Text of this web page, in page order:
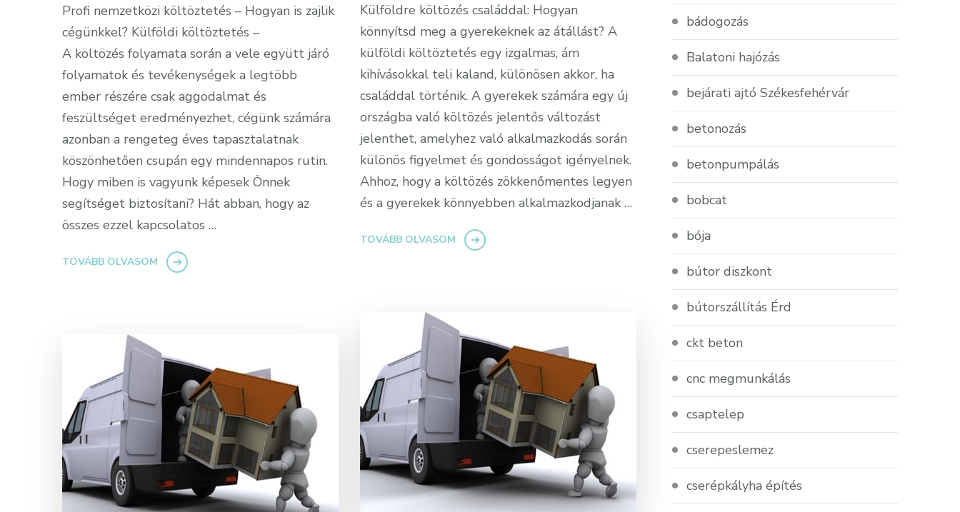
Külföldre költözés családdal: Hogyan
könnyítsd meg a gyerekeknek az átállást? A
külföldi költöztetés egy izgalmas, ám
kihívásokkal teli kaland, különösen akkor, ha
családdal történik. A gyerekek számára egy új
országba való költözés jelentős változást
jelenthet, amelyhez való alkalmazkodás során
különös figyelmet és gondosságot igényelnek.
Ahhoz, hogy a költözés zökkenőmentes legyen
és a gyerekek könnyebben alkalmazkodjanak …
TOVÁBB OLVASOM
Profi nemzetközi költöztetés – Hogyan is zajlik
cégünkkel? Külföldi költöztetés –
A költözés folyamata során a vele együtt járó
folyamatok és tevékenységek a legtöbb
ember részére csak aggodalmat és
feszültséget eredményezhet, cégünk számára
azonban a rengeteg éves tapasztalatnak
köszönhetően csupán egy mindennapos rutin.
Hogy miben is vagyunk képesek Önnek
segítséget biztosítani? Hát abban, hogy az
összes ezzel kapcsolatos …
TOVÁBB OLVASOM
bádogozás
Balatoni hajózás
bejárati ajtó Székesfehérvár
betonozás
betonpumpálás
bobcat
bója
bútor diszkont
bútorszállítás Érd
ckt beton
cnc megmunkálás
csaptelep
cserepeslemez
cserépkályha építés